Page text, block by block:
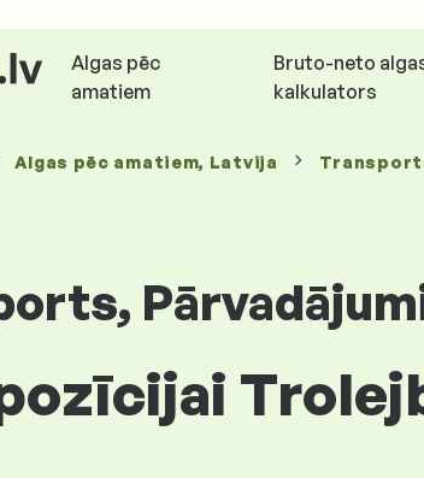
Algas pēc
amatiem
Bruto-neto
kalkulators
Algas pēc amatiem, Latvija